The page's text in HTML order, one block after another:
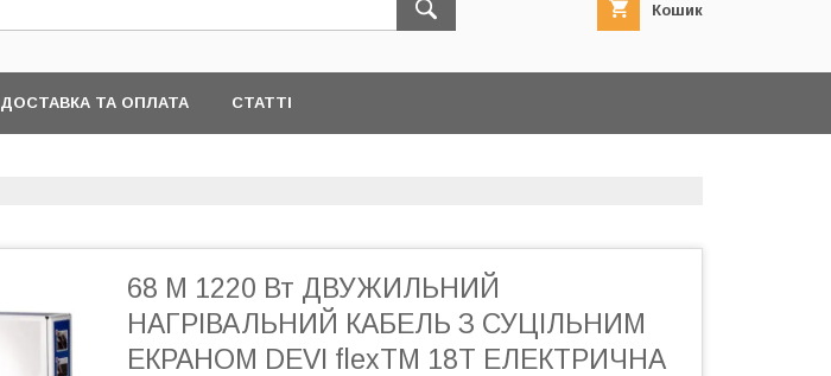
Кошик
ДОСТАВКА ТА ОПЛАТА СТАТТІ
68 М 1220 Вт ДВУЖИЛЬНИЙ
НАГРІВАЛЬНИЙ КАБЕЛЬ З СУЦІЛЬНИМ
ЕКРАНОМ DEVI flexTM 18T ЕЛЕКТРИЧНА